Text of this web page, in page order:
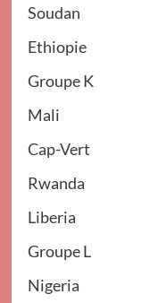
Soudan
Ethiopie
Groupe K
Mali
Cap-Vert
Rwanda
Liberia
Groupe L
Nigeria